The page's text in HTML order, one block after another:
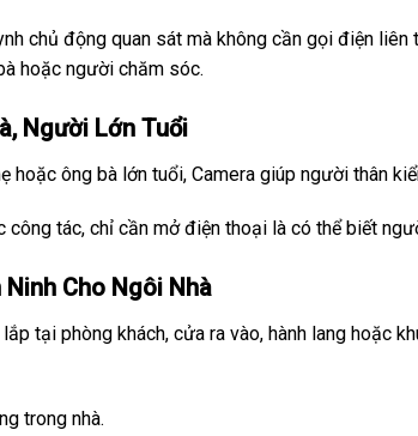
chủ động quan sát mà không cần gọi điện
hoặc người chăm sóc.
Người Lớn Tuổi
hoặc ông bà lớn tuổi, Camera giúp người thân
công tác, chỉ cần mở điện thoại là có thể biết
Cho Ngôi Nhà
tại phòng khách, cửa ra vào, hành lang hoặc
trong nhà.